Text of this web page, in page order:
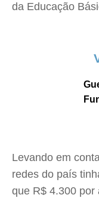
da Educação
Levando em
redes do país
que R$ 4.300 por